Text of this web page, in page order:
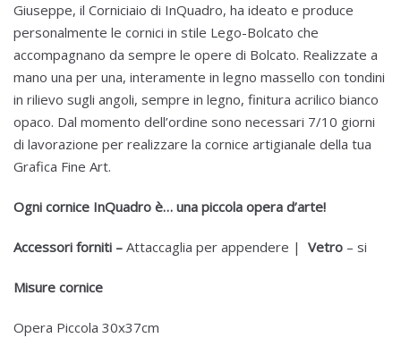
Giuseppe, il Corniciaio di InQuadro, ha ideato e produce
personalmente le cornici in stile Lego-Bolcato che
accompagnano da sempre le opere di Bolcato. Realizzate a
mano una per una, interamente in legno massello con tondini
in rilievo sugli angoli, sempre in legno, finitura acrilico bianco
opaco. Dal momento dell’ordine sono necessari 7/10 giorni
di lavorazione per realizzare la cornice artigianale della tua
Grafica Fine Art.
Ogni cornice InQuadro è… una piccola opera d’arte!
Accessori forniti – Attaccaglia per appendere | Vetro – si
Misure cornice
Opera Piccola 30x37cm